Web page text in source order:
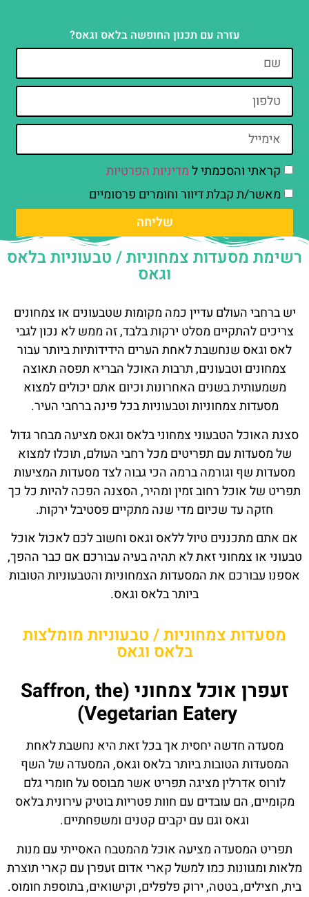
עזרה עם תכנון החופשה בלאס וגאס?
קראתי והסכמתי למדיניות הפרטיות
מאשר/ת קבלת דיוור וחומרים פרסומיים
שליחה
רשימת מסעדות צמחוניות / טבעוניות בלאס
וגאס
יש ברחבי העולם עדיין כמה מקומות שטבעונים או צמחונים
צריכים להתקיים מסלט ירקות בלבד, זה ממש לא נכון לגבי
לאס וגאס שנחשבת לאחת הערים הידידותיות ביותר עבור
צמחונים וטבעונים, תרבות האוכל הבריא תפסה תאוצה
משמעותית בשנים האחרונות וכיום אתם יכולים למצוא
מסעדות צמחוניות וטבעוניות בכל פינה ברחבי העיר.
סצנת האוכל הטבעוני צמחוני בלאס וגאס מציעה מבחר גדול
של מסעדות עם תפריטים מכל רחבי העולם, תוכלו למצוא
מסעדות שף וגורמה ברמה הכי גבוה לצד מסעדות המציעות
תפריט של אוכל רחוב זמין ומהיר, הסצנה הפכה להיות כל כך
חזקה עד שכיום מדי שנה מתקיים פסטיבל ירקות.
אם אתם מתכננים טיול ללאס וגאס וחשוב לכם לאכול אוכל
טבעוני או צמחוני זאת לא תהיה בעיה עבורכם אם כבר ההפך,
אספנו עבורכם את המסעדות הצמחוניות והטבעוניות הטובות
ביותר בלאס וגאס.
מסעדות צמחוניות / טבעוניות מומלצות
בלאס וגאס
זעפרן אוכל צמחוני (Saffron, the
Vegetarian Eatery)
מסעדה חדשה יחסית אך בכל זאת היא נחשבת לאחת
המסעדות הטובות ביותר בלאס וגאס, המסעדה של השף
לורוס אדרלין מציגה תפריט אשר מבוסס על חומרי גלם
מקומיים, הם עובדים עם חוות פטריות בוטיק עירונית בלאס
וגאס וגם עם יקבים קטנים ומשפחתיים.
תפריט המסעדה מציעה אוכל מהמטבח האסייתי עם מנות
מלאות ומגוונות כמו למשל קארי אדום זעפרן עם קארי תוצרת
בית, חצילים, בטטה, ירוק פלפלים, וקישואים, בתוספת חומוס.